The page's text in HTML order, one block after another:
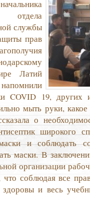
отдела
службы
прав
Латий
COVID 19, других
мыть руки,
о
широкого
и соблюдать
маски. В
организации
соблюдая все
здоровы и весь